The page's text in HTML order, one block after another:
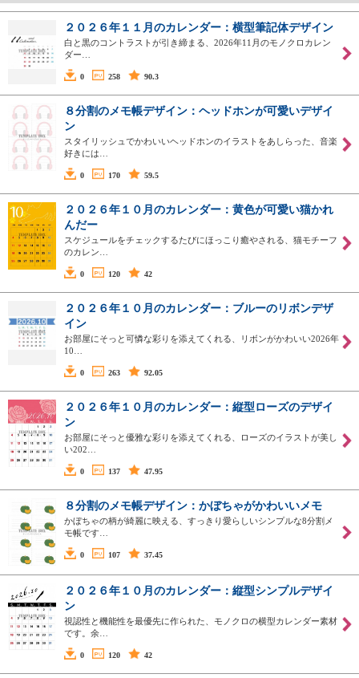
２０２６年１１月のカレンダー：横型筆記体デザイン
白と黒のコントラストが引き締まる、2026年11月のモノクロカレン
ダー…
0 258 90.3
８分割のメモ帳デザイン：ヘッドホンが可愛いデザイ
ン
スタイリッシュでかわいいヘッドホンのイラストをあしらった、音楽
好きには…
0 170 59.5
２０２６年１０月のカレンダー：黄色が可愛い猫かれ
んだー
スケジュールをチェックするたびにほっこり癒やされる、猫モチーフ
のカレン…
0 120 42
２０２６年１０月のカレンダー：ブルーのリボンデザ
イン
お部屋にそっと可憐な彩りを添えてくれる、リボンがかわいい2026年
10…
0 263 92.05
２０２６年１０月のカレンダー：縦型ローズのデザイ
ン
お部屋にそっと優雅な彩りを添えてくれる、ローズのイラストが美し
い202…
0 137 47.95
８分割のメモ帳デザイン：かぼちゃがかわいいメモ
かぼちゃの柄が綺麗に映える、すっきり愛らしいシンプルな8分割メ
モ帳です…
0 107 37.45
２０２６年１０月のカレンダー：縦型シンプルデザイ
ン
視認性と機能性を最優先に作られた、モノクロの横型カレンダー素材
です。余…
0 120 42